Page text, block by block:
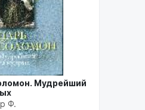
Мудрейший
Ф.